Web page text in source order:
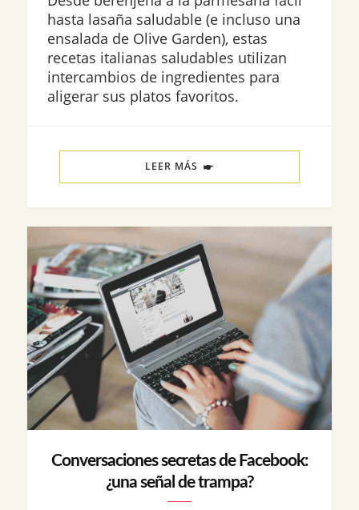
hasta lasaña saludable (e incluso una
ensalada de Olive Garden), estas
recetas italianas saludables utilizan
intercambios de ingredientes para
aligerar sus platos favoritos.
LEER MÁS
Conversaciones secretas de Facebook:
¿una señal de trampa?